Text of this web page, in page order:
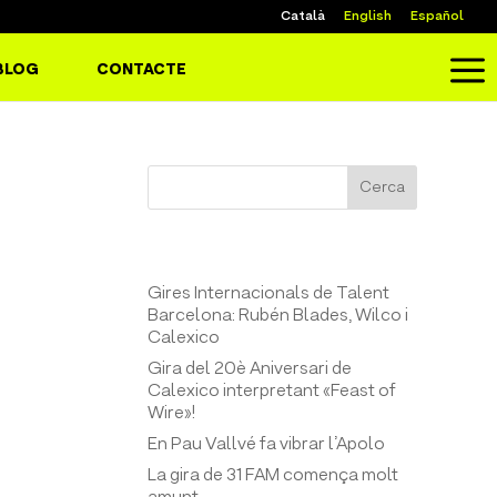
Català English Español
CONTACTE a
Cerca
Gires Internacionals de Talent
Barcelona: Rubén Blades, Wilco i
Calexico
Gira del 20è Aniversari de
Calexico interpretant «Feast of
Wire»!
En Pau Vallvé fa vibrar l’Apolo
La gira de 31 FAM comença molt